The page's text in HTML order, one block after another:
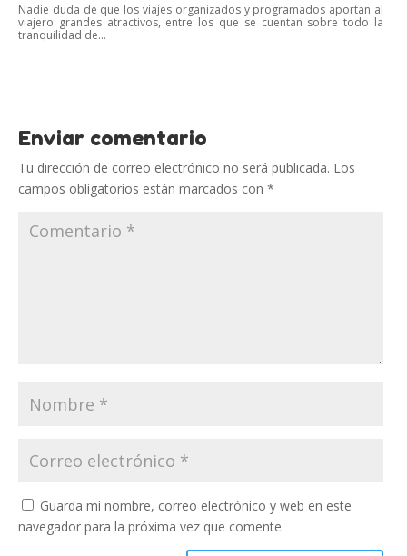
Nadie duda de que los viajes organizados y programados aportan al
viajero grandes atractivos, entre los que se cuentan sobre todo la
tranquilidad de...
Enviar comentario
Tu dirección de correo electrónico no será publicada. Los
campos obligatorios están marcados con *
Guarda mi nombre, correo electrónico y web en este
navegador para la próxima vez que comente.